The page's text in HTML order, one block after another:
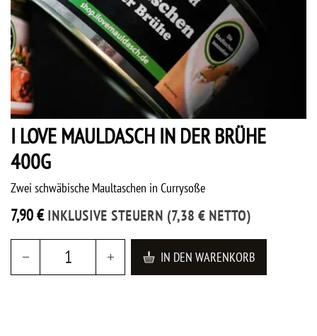
I LOVE MAULDASCH IN DER BRÜHE
400G
Zwei schwäbische Maultaschen in Currysoße
7,90€ INKLUSIVE STEUERN (7,38 € NETTO)
IN DEN WARENKORB